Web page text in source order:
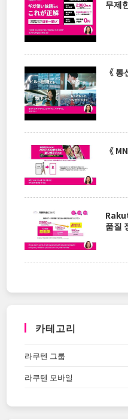
무제
《
《
품질
카테고리
라쿠텐 그룹
라쿠텐 모바일